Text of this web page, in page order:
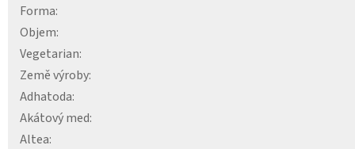
Forma:
Objem:
Vegetarian:
Země výroby:
Adhatoda:
Akátový med:
Altea: